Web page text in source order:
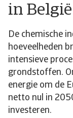
in België
De chemische
hoeveelheden
intensieve
grondstoffen.
energie om de
netto nul in
investeren.